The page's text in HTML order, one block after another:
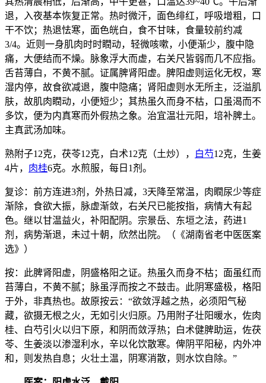
退，入夜基本恢复正常。热时微汗，面色绯红，呼吸增粗，口
干不饮；热退怯寒，面色㿠白，食不甘味，食量较前约减
3/4。近则一身肌肉时时瞤动，轻微咳嗽，小便渐少，腹中隐
痛，大便结而不燥。脉象浮大而虚，右关尺皆弱而几不应指。
舌苔薄白，不黄不腻。证属脾肾阳虚。脾阳虚则运化无权，寒
湿内停，故食欲减退，腹中隐痛；肾阳虚则水无所主，泛溢肌
肤，故肌肉瞤动，小便短少；其热虽久而身不枯，口虽渴而不
多饮，便为内真寒而外假热之象。治宜温壮元阳，培补脾土。
主真武汤加味。
熟附子12克，茯苓12克，白术12克（土炒）， 白芍12克，生姜
4片， 肉桂6克。水煎服，每日1剂。
复诊：前方连进3剂，外热日减，3天降至常温，肉瞤尿少等症
渐除，食欲大振，脉虚渐敛，右关尺已能按指，病情大有起
色。继以甘温益火，补阳配阴。宗景岳、东垣之法，药进1
剂，病势渐退，未过十朝，欣然出院。（《湖南省老中医医案
选》）
按：此脾肾阳虚，阴盛格阳之证。热虽久而身不枯；面虽红而
苔薄白，不黄不腻；脉虽浮而按之不鼓击。此阴寒盛极，格阳
于外，非真热也。故原按云：“欲敛浮越之热，必须阳气秘
藏，欲摄无根之火，无如引火归原。乃用附子壮阳暖水，佐肉
桂、白芍引火以归下原，和阴而敛浮热；白术健脾助运，佐茯
苓、生姜淡以渗湿利水，辛以化饮散寒。俾阴平阳秘，内外冲
和，则发热自息；火壮土温，阴寒消散，则水饮自除。”